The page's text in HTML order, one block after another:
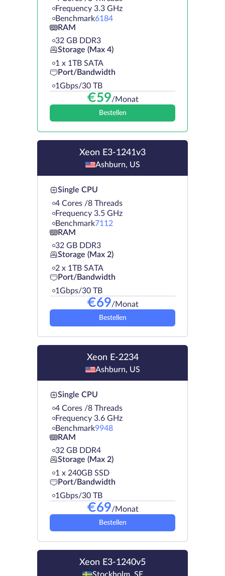
Frequency 3.3 GHz
Benchmark6184
RAM
32 GB DDR3
Storage (Max 4)
1 х 1TB SATA
Port/Bandwidth
1Gbps/30 TB
€59/Monat
Bestellen
Xeon E3-1241v3
Ashburn, US
Single CPU
4 Cores /8 Threads
Frequency 3.5 GHz
Benchmark7112
RAM
32 GB DDR3
Storage (Max 2)
2 х 1TB SATA
Port/Bandwidth
1Gbps/30 TB
€69/Monat
Bestellen
Xeon E-2234
Ashburn, US
Single CPU
4 Cores /8 Threads
Frequency 3.6 GHz
Benchmark9948
RAM
32 GB DDR4
Storage (Max 2)
1 х 240GB SSD
Port/Bandwidth
1Gbps/30 TB
€69/Monat
Bestellen
Xeon E3-1240v5